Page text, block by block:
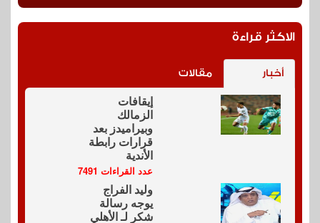
الاكثر قراءة
أخبار مقالات
إيقافات
الزمالك
وبيراميدز بعد
قرارات رابطة
الأندية
عدد القراءات 7491
وليد الفراج
يوجه رسالة
شكر لـ الأهلي